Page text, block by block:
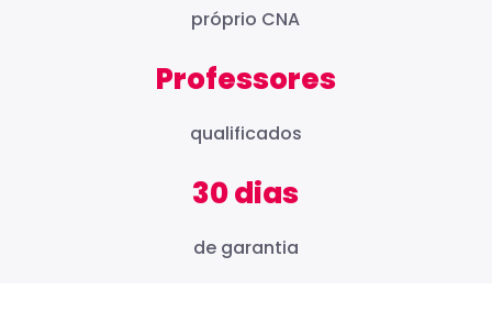
próprio CNA
Professores
qualificados
30 dias
de garantia